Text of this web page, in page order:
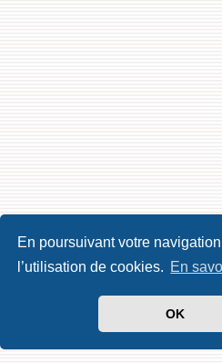
En poursuivant votre
l’utilisation de cookies. En
OK